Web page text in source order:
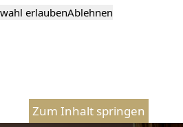
erlaubenAblehnen
Zum Inhalt springen